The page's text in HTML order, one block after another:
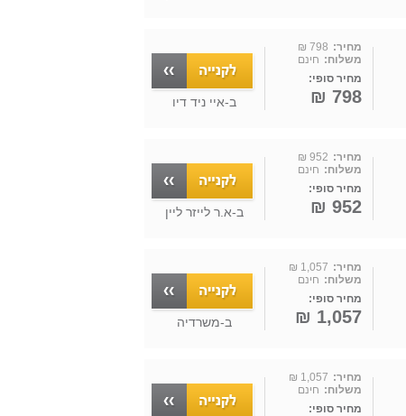
מחיר: 798 ₪
משלוח: חינם
מחיר סופי:
798 ₪ ב-איי ניד דיו
מחיר: 952 ₪
משלוח: חינם
מחיר סופי:
952 ₪ ב-א.ר לייזר ליין
מחיר: 1,057 ₪
משלוח: חינם
מחיר סופי:
1,057 ₪ ב-משרדיה
מחיר: 1,057 ₪
משלוח: חינם
מחיר סופי: